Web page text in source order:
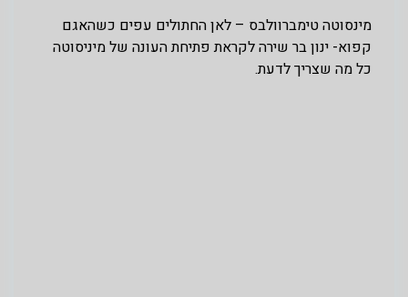
מינסוטה טימברוולבס – לאן החתולים עפים כשהאגם
קפוא- ינון בר שירה לקראת פתיחת העונה של מיניסוטה
כל מה שצריך לדעת.